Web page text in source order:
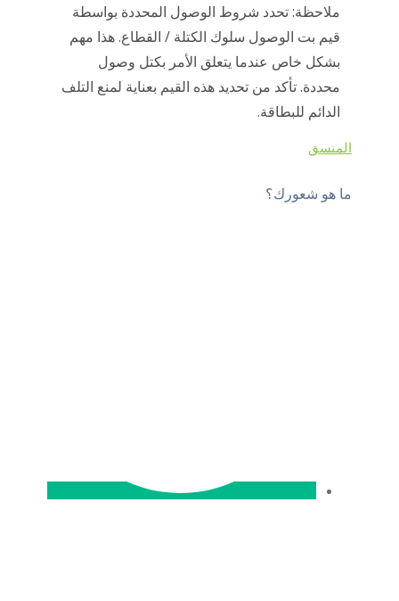
ملاحظة: تحدد شروط الوصول المحددة بواسطة
قيم بت الوصول سلوك الكتلة / القطاع. هذا مهم
بشكل خاص عندما يتعلق الأمر بكتل وصول
محددة. تأكد من تحديد هذه القيم بعناية لمنع التلف
الدائم للبطاقة.
المنسق
ما هو شعورك؟